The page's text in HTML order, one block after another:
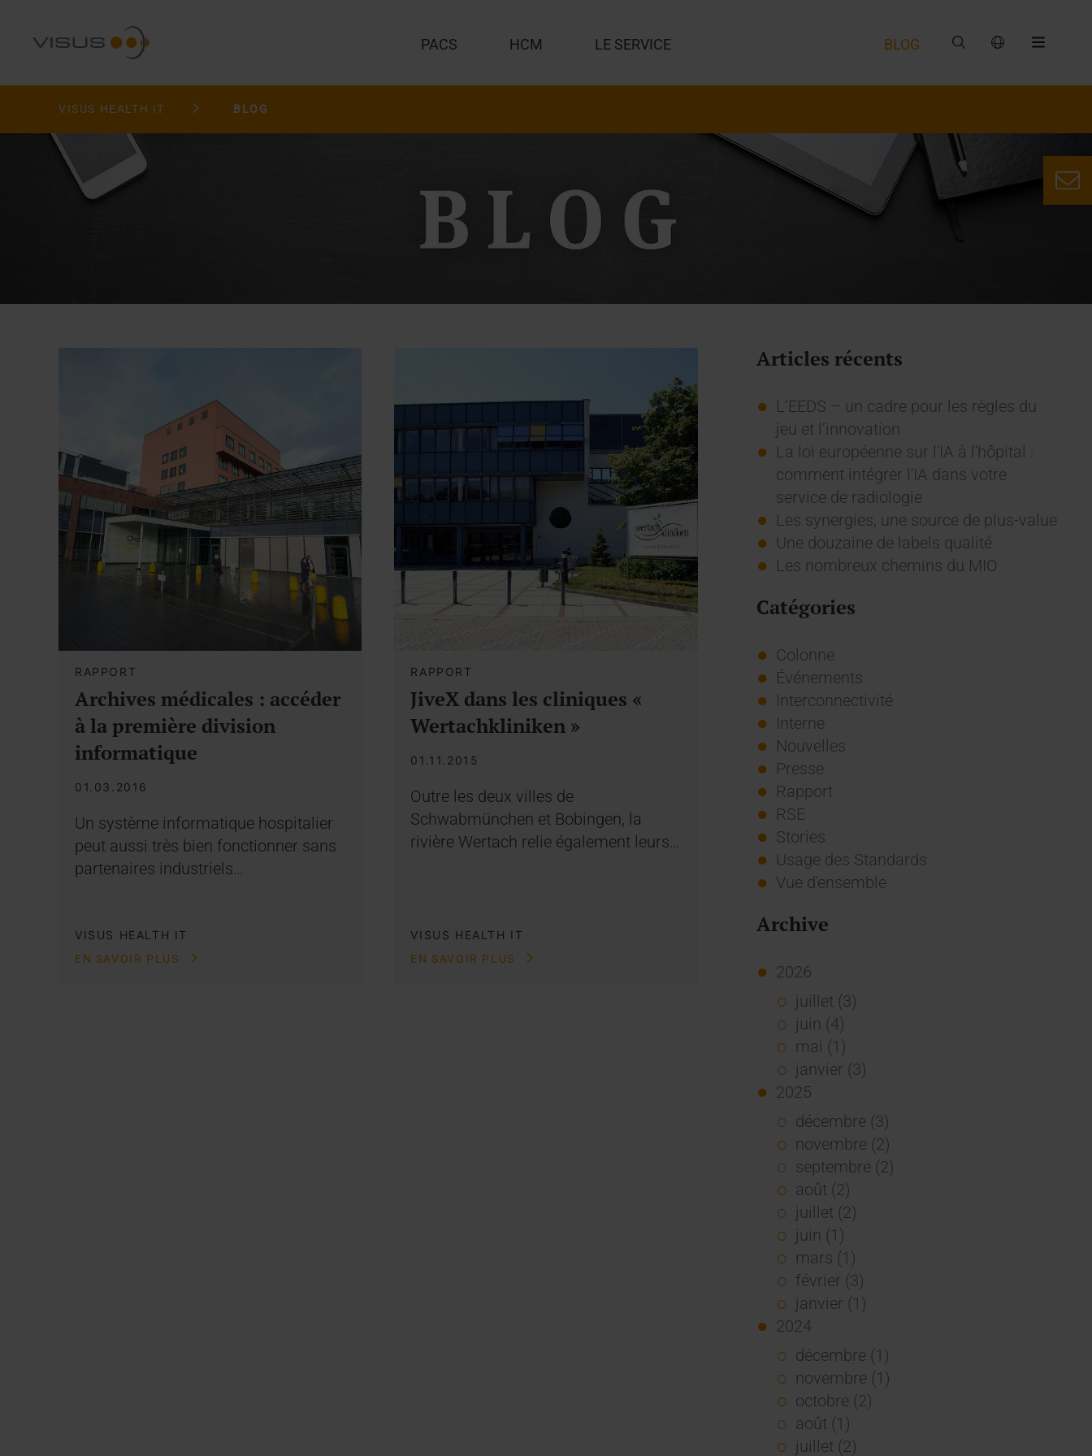
PACS HCM LE SERVICE BLOG
VISUS HEALTH IT BLOG
RAPPORT
Archives médicales : accéder
à la première division
informatique
01.03.2016
Un système informatique hospitalier
peut aussi très bien fonctionner sans
partenaires industriels…
VISUS HEALTH IT
EN SAVOIR PLUS
RAPPORT
JiveX dans les cliniques «
Wertachkliniken »
01.11.2015
Outre les deux villes de
Schwabmünchen et Bobingen, la
rivière Wertach relie également leurs…
VISUS HEALTH IT
EN SAVOIR PLUS
Articles récents
L’EEDS – un cadre pour les règles du
jeu et l’innovation
La loi européenne sur l'IA à l'hôpital :
comment intégrer l'IA dans votre
service de radiologie
Les synergies, une source de plus-value
Une douzaine de labels qualité
Les nombreux chemins du MIO
Catégories
Colonne
Événements
Interconnectivité
Interne
Nouvelles
Presse
Rapport
RSE
Stories
Usage des Standards
Vue d'ensemble
Archive
2026
juillet (3)
juin (4)
mai (1)
janvier (3)
2025
décembre (3)
novembre (2)
septembre (2)
août (2)
juillet (2)
juin (1)
mars (1)
février (3)
janvier (1)
2024
décembre (1)
novembre (1)
octobre (2)
août (1)
juillet (2)